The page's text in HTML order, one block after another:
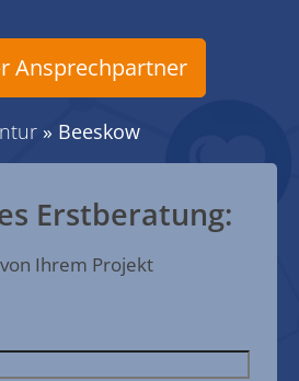
Ansprechpartner
» Beeskow
Erstberatung:
Ihrem Projekt